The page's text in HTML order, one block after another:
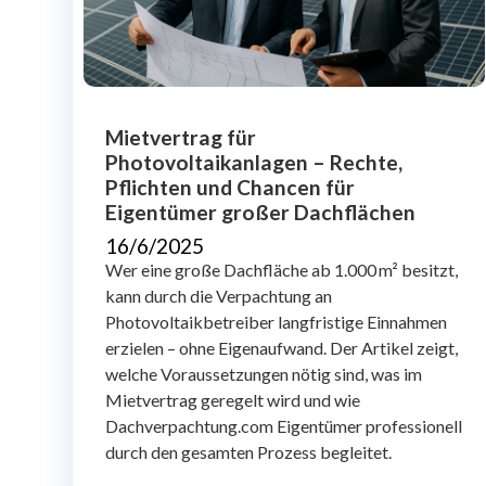
Mietvertrag für
Photovoltaikanlagen – Rechte,
Pflichten und Chancen für
Eigentümer großer Dachflächen
16/6/2025
Wer eine große Dachfläche ab 1.000 m² besitzt,
kann durch die Verpachtung an
Photovoltaikbetreiber langfristige Einnahmen
erzielen – ohne Eigenaufwand. Der Artikel zeigt,
welche Voraussetzungen nötig sind, was im
Mietvertrag geregelt wird und wie
Dachverpachtung.com Eigentümer professionell
durch den gesamten Prozess begleitet.